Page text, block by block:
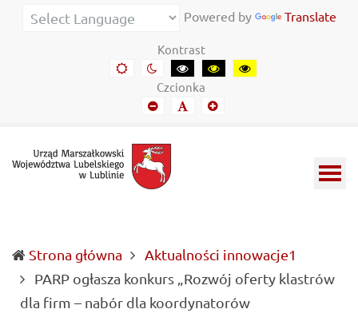
Urząd
Informacje
Lubelszczyźnie
Powered by Translate
Kontrast
Domyślny
kontrast
Kontrast
nocny
Kontrast
czarny-
biały
Kontrast
czarny-
Kontrast
żółto-
Czcionka
Mniejszy
font
Domyślny
font
Mniejszy
Strona główna
Aktualności innowacje1
PARP ogłasza konkurs „Rozwój oferty klastrów
dla firm – nabór dla koordynatorów